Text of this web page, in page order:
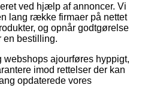
ved hjælp af annoncer. Vi
lang række firmaer på nettet
og opnår godtgørelse
en bestilling.
ajourføres hyppigt,
imod rettelser der kan
opdaterede vores